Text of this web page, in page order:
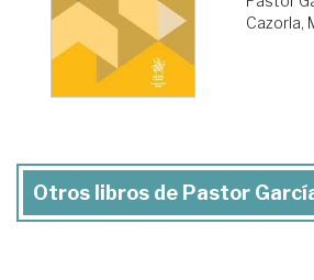
Cazorla,
Otros libros de Pastor